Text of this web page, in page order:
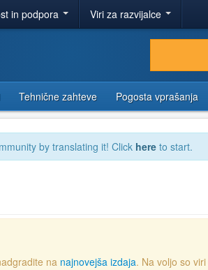
in podpora Viri za razvijalce
Tehnične zahteve Pogosta vprašanja
by translating it! Click here to start.
na najnovejša izdaja. Na voljo so